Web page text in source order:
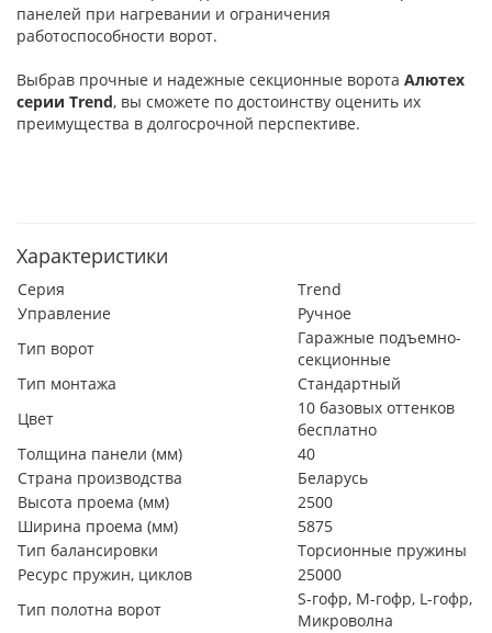
панелей при нагревании и ограничения
работоспособности ворот.
Выбрав прочные и надежные секционные ворота Алютех
серии Trend, вы сможете по достоинству оценить их
преимущества в долгосрочной перспективе.
Характеристики
Серия
Trend
Управление
Ручное
Тип ворот
Гаражные подъемно-
секционные
Тип монтажа
Стандартный
Цвет
10 базовых оттенков
бесплатно
Толщина панели (мм)
40
Страна производства
Беларусь
Высота проема (мм)
2500
Ширина проема (мм)
5875
Тип балансировки
Торсионные пружины
Ресурс пружин, циклов
25000
Тип полотна ворот
S-гофр, М-гофр, L-гофр,
Микроволна